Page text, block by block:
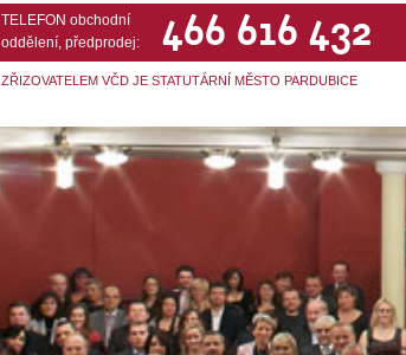
TELEFON obchodní
oddělení, předprodej:
466 616 432
ZŘIZOVATELEM VČD JE STATUTÁRNÍ MĚSTO PARDUBICE